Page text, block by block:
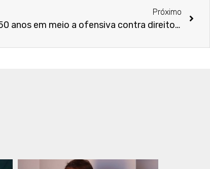
Próximo
Sob Trump, EUA chegam aos 250 anos em meio a ofensiva contra direitos das mulheres e novo cerco ao voto feminino